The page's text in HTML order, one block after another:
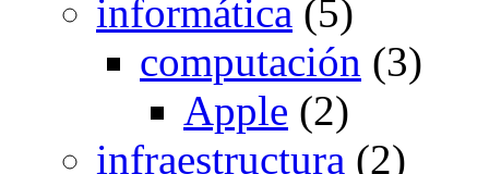
informática (5)
computación (3)
Apple (2)
infraestructura (2)